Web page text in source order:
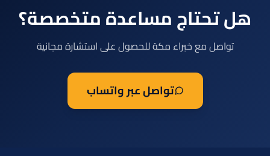
هل تحتاج مساعدة متخصصة؟
تواصل مع خبراء مكة للحصول على استشارة مجانية
تواصل عبر واتساب